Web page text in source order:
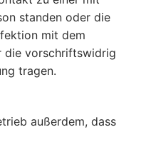
standen oder die
mit dem
die vorschriftswidrig
tragen.
außerdem, dass